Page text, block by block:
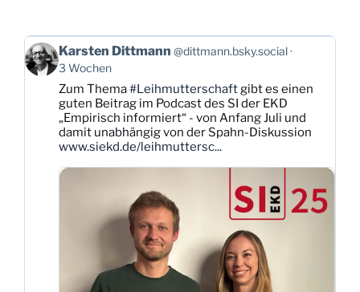
Beitrag
von
Karsten
Dittmann
Bluesky
ansehen
Karsten Dittmann @dittmann.bsky.social
3 Wochen
Zum Thema#Leihmutterschaftgibt es einen
guten Beitrag im Podcast des SI der EKD
„Empirisch informiert“ - von Anfang Juli und
damit unabhängig von der Spahn-Diskussion
www.siekd.de/leihmuttersc...